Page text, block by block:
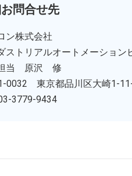
問合せ先
ン株式会社
ストリアルオートメーション
当 原沢 修
0032 東京都品川区大崎1-
3779-9434